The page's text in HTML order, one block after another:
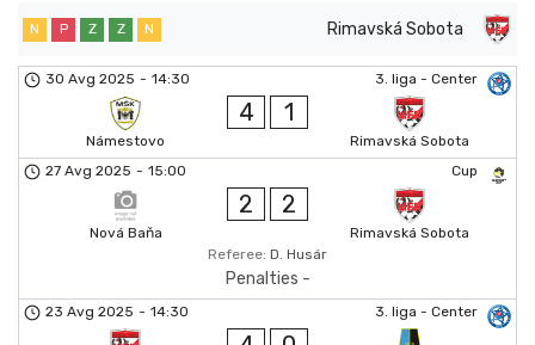
Rimavská Sobota
N P Z Z N
3. liga - Center
30 Avg 2025 - 14:30
Námestovo
4 1
Rimavská Sobota
Cup
27 Avg 2025 - 15:00
Nová Baňa
2 2
Rimavská Sobota
Referee: D. Husár
Penalties -
3. liga - Center
23 Avg 2025 - 14:30